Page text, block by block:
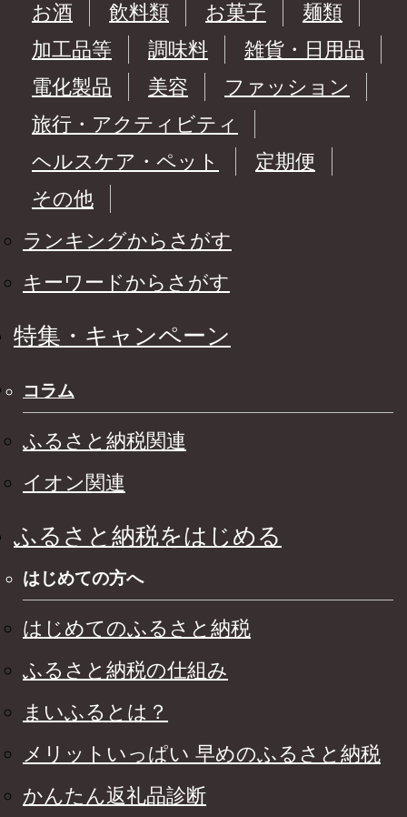
お酒
飲料類 お菓子
麺類
加工品等
調味料
雑貨・日用品
電化製品
美容
ファッション
旅行・アクティビティ
ヘルスケア・ペット
定期便
その他
ランキングからさがす
キーワードからさがす
特集・キャンペーン
コラム
ふるさと納税関連
イオン関連
ふるさと納税をはじめる
はじめての方へ
はじめてのふるさと納税
ふるさと納税の仕組み
まいふるとは？
メリットいっぱい 早めのふるさと納税
かんたん返礼品診断